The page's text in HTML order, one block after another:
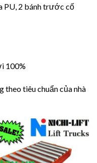
PU, 2 bánh trước cố
100%
theo tiêu chuẩn của nhà